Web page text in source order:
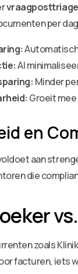
vraagposttriage
per
AI
Minder
Groeit
en
aan
die
zoals
facturen, iets